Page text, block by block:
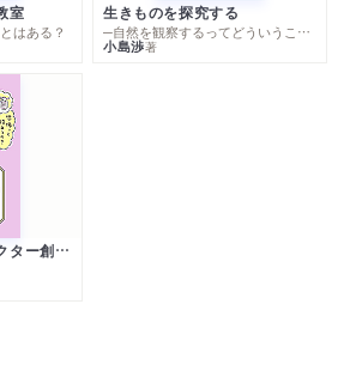
室
はある？
生きものを探究する
─自然を観察するってどういうこと？
小島渉著
７日でできるキャラクター創作入門